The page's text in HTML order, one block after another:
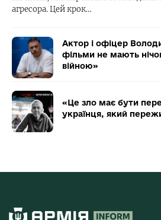
агресора. Цей крок…
Актор і офіцер
фільми не мають
війною»
«Це зло має бути
українця, який